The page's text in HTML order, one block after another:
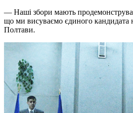
— Наші збори мають
що ми висуваємо єдиного кандидата
Полтави.